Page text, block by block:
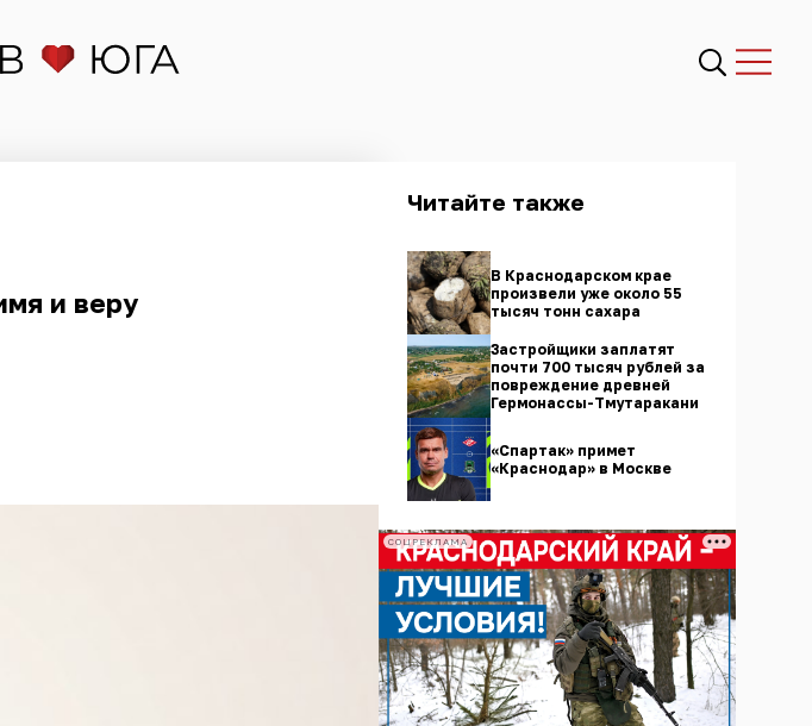
и веру
Читайте также
В Краснодарском крае
произвели уже около 55
тысяч тонн сахара
Застройщики заплатят
почти 700 тысяч рублей за
повреждение древней
Гермонассы-Тмутаракани
«Спартак» примет
«Краснодар» в Москве
СОЦРЕКЛАМА